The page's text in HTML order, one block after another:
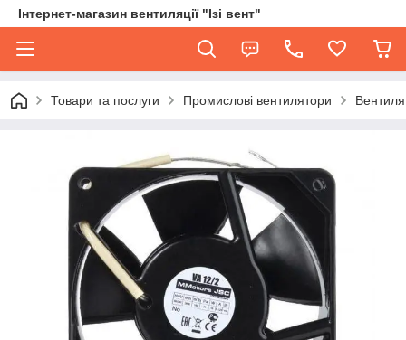
Інтернет-магазин вентиляції "Ізі вент"
Товари та послуги Промислові вентилятори